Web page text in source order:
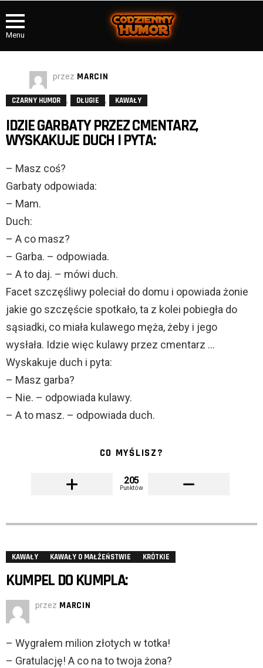
Menu
przez MARCIN
CZARNY HUMOR , DŁUGIE , KAWAŁY
IDZIE GARBATY PRZEZ CMENTARZ,
WYSKAKUJE DUCH I PYTA:
– Masz coś?
Garbaty odpowiada:
– Mam.
Duch:
– A co masz?
– Garba. – odpowiada.
– A to daj. – mówi duch.
Facet szczęśliwy poleciał do domu i opowiada żonie
jakie go szczęście spotkało, ta z kolei pobiegła do
sąsiadki, co miała kulawego męża, żeby i jego
wysłała. Idzie więc kulawy przez cmentarz …
Wyskakuje duch i pyta:
– Masz garba?
– Nie. – odpowiada kulawy.
– A to masz. – odpowiada duch.
CO MYŚLISZ?
205
Punktów
KAWAŁY KAWAŁY O MAŁŻEŃSTWIE KRÓTKIE
KUMPEL DO KUMPLA:
przez MARCIN
– Wygrałem milion złotych w totka!
– Gratulację! A co na to twoja żona?